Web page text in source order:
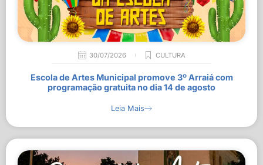
30/07/2026 CULTURA
Escola de Artes Municipal promove 3º Arraiá com
programação gratuita no dia 14 de agosto
Leia Mais